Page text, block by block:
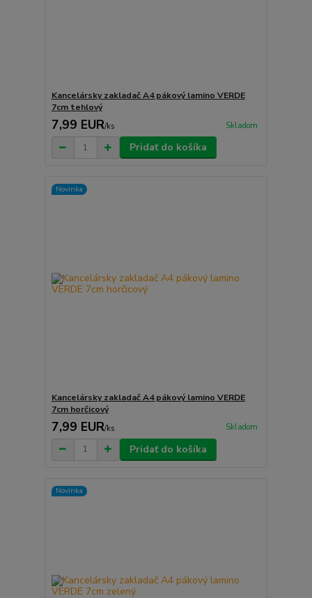
Kancelársky zakladač A4 pákový lamino VERDE
7cm tehlový
7,99 EUR/ks Skladom
Pridať do košíka
Novinka
Kancelársky zakladač A4 pákový lamino VERDE
7cm horčicový
7,99 EUR/ks Skladom
Pridať do košíka
Novinka